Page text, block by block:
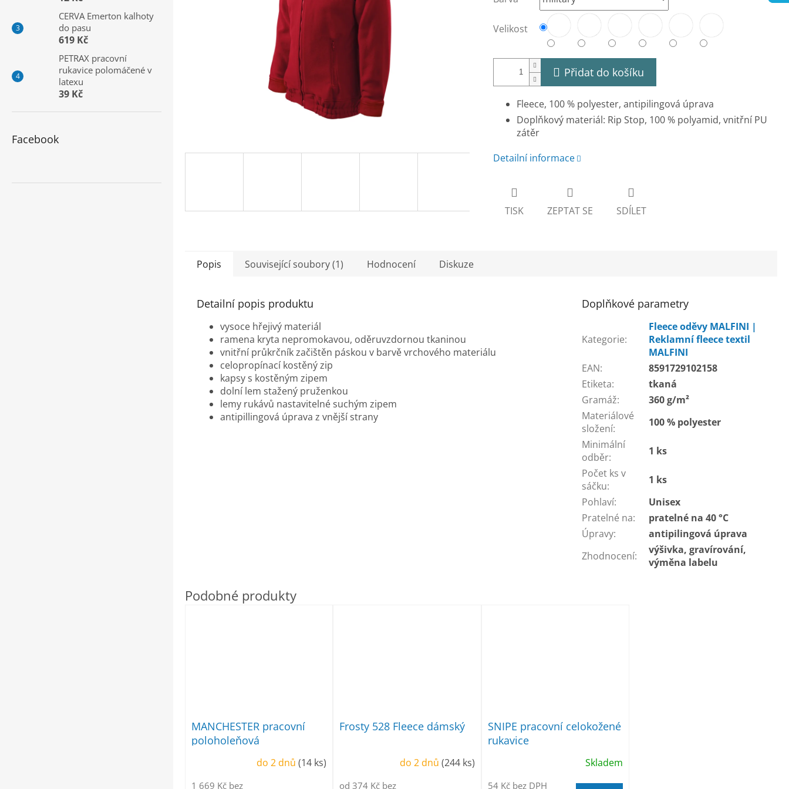
CERVA Emerton kalhoty
do pasu
619 Kč
PETRAX pracovní
rukavice polomáčené v
latexu
39 Kč
Facebook
Velikost
Přidat do košíku
Fleece, 100 % polyester, antipilingová úprava
Doplňkový materiál: Rip Stop, 100 % polyamid, vnitřní PU
zátěr
Detailní informace
TISK ZEPTAT SE SDÍLET
Popis Související soubory (1) Hodnocení Diskuze
Detailní popis produktu
vysoce hřejivý materiál
ramena kryta nepromokavou, oděruvzdornou tkaninou
vnitřní průkrčník začištěn páskou v barvě vrchového materiálu
celopropínací kostěný zip
kapsy s kostěným zipem
dolní lem stažený pruženkou
lemy rukávů nastavitelné suchým zipem
antipillingová úprava z vnější strany
Doplňkové parametry
Kategorie:
Fleece oděvy MALFINI |
Reklamní fleece textil
MALFINI
EAN:
8591729102158
Etiketa:
tkaná
Gramáž:
360 g/m²
Materiálové
složení:
100 % polyester
Minimální
odběr:
1 ks
Počet ks v
sáčku:
1 ks
Pohlaví:
Unisex
Pratelné na:
pratelné na 40 °C
Úpravy:
antipilingová úprava
Zhodnocení:
výšivka, gravírování,
výměna labelu
MANCHESTER pracovní
poloholeňová
do 2 dnů(14 ks)
1 669 Kč bez
Frosty 528 Fleece dámský
do 2 dnů (244 ks)
od 374 Kč bez
SNIPE pracovní celokožené
rukavice
Skladem
54 Kč bez DPH